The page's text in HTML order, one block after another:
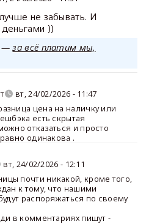
не забывать. И
))
—за всё платим мы,
вт, 24/02/2026 - 11:47
цена на наличку или
есть скрытая
отказаться и просто
одинакова .
вт, 24/02/2026 - 12:11
почти никакой, кроме того,
к тому, что нашими
распоряжаться по своему
в комментариях пишут -